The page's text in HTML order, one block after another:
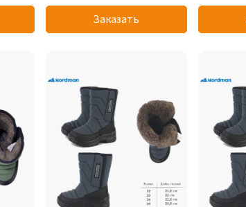
Заказать